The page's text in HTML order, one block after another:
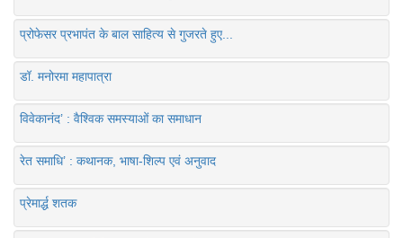
प्रोफेसर प्रभापंत के बाल साहित्य से गुजरते हुए...
डॉ. मनोरमा महापात्रा
विवेकानंद’ : वैश्विक समस्याओं का समाधान
रेत समाधि’ : कथानक, भाषा-शिल्प एवं अनुवाद
प्रेमार्द्ध शतक